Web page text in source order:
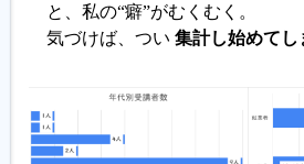
と、私の“癖”がむくむく。
気づけば、つい 集計し始めてし